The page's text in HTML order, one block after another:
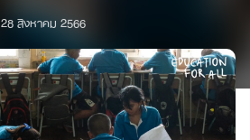
28 สิงหาคม 2566